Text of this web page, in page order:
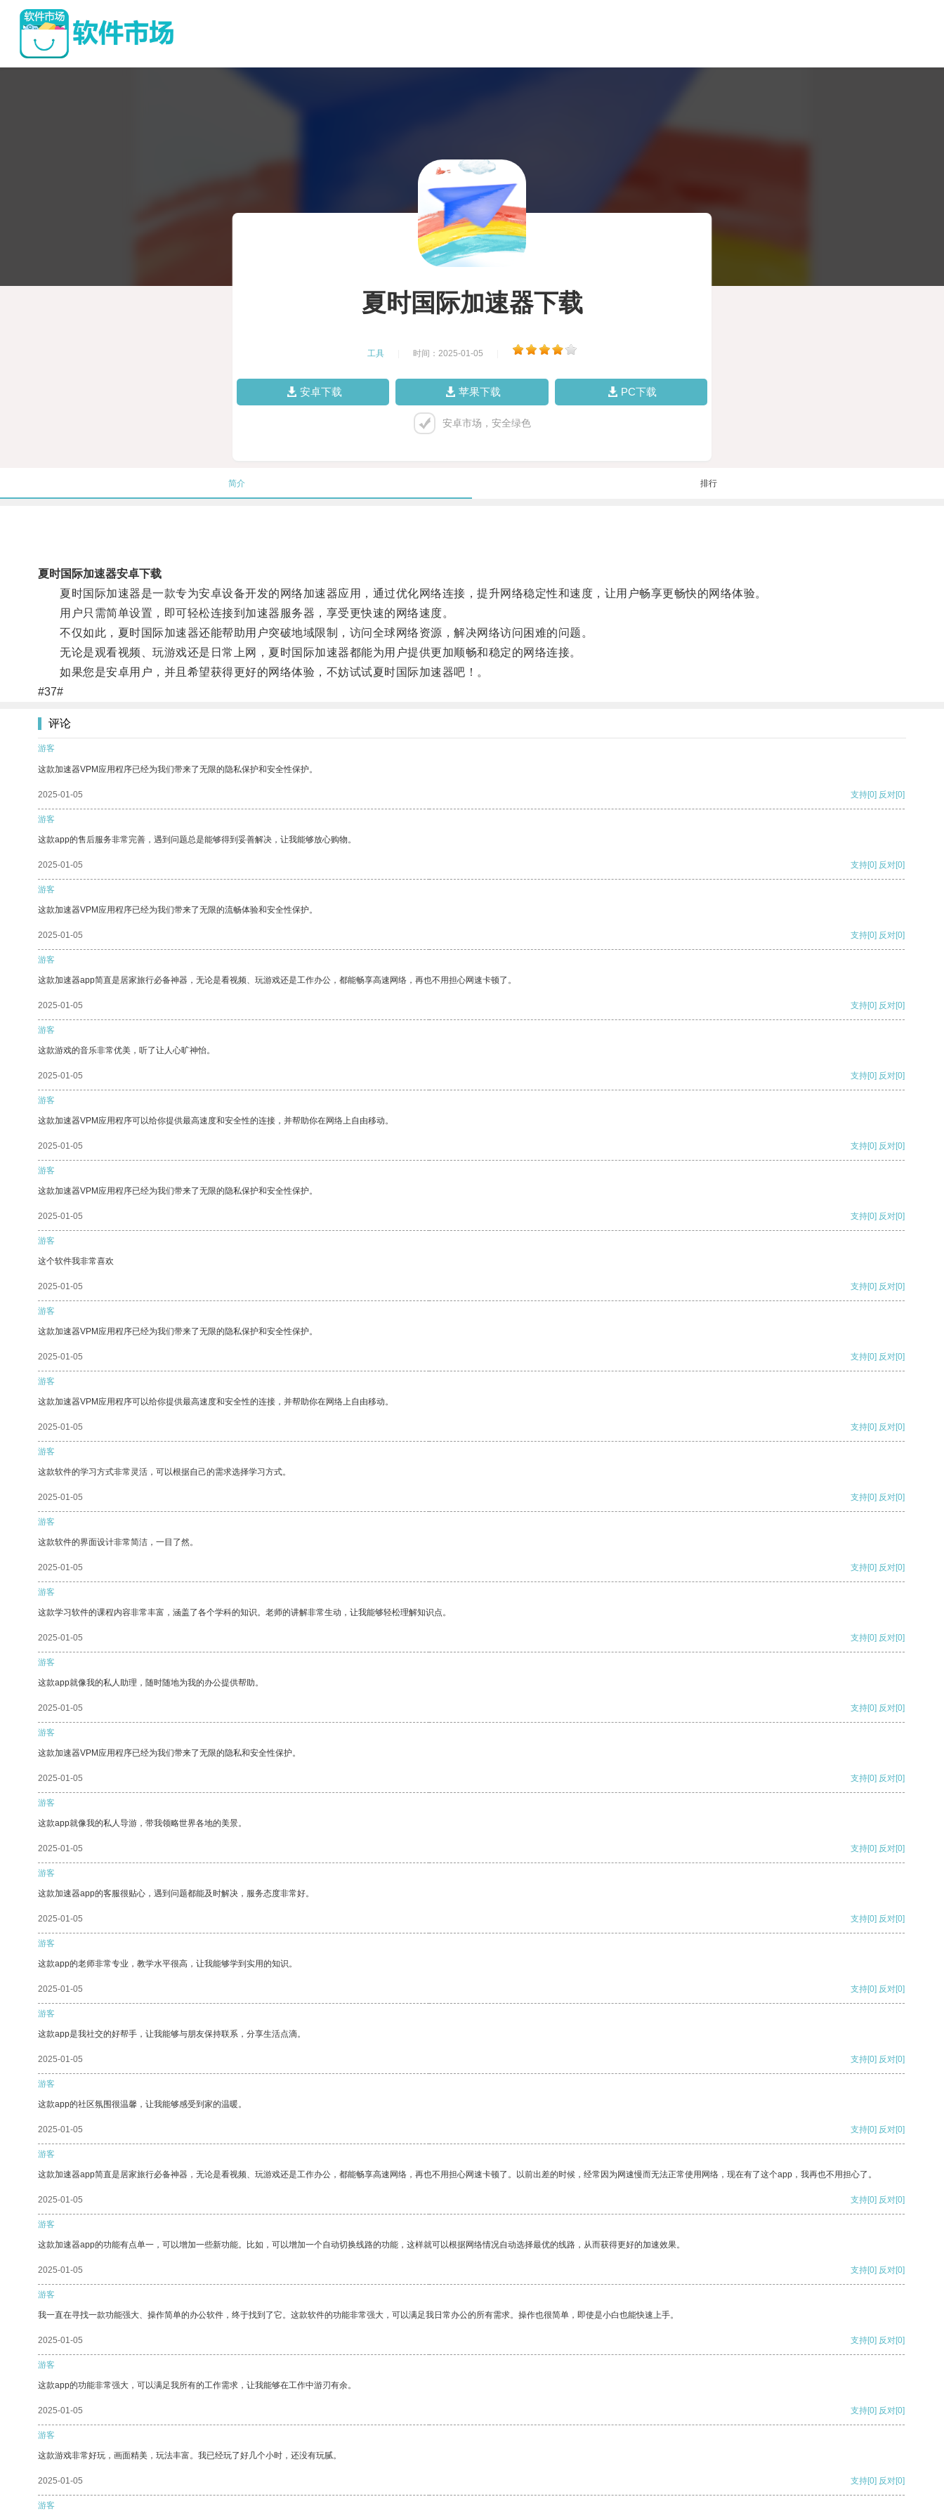
夏时国际加速器下载
工具 时间：2025-01-05
安卓下载 苹果下载 PC下载
安卓市场，安全绿色
简介 排行
夏时国际加速器安卓下载
夏时国际加速器是一款专为安卓设备开发的网络加速器应用，通过优化网络连接，提升网络稳定性和速度，让用户畅享更畅快的网络体验。
用户只需简单设置，即可轻松连接到加速器服务器，享受更快速的网络速度。
不仅如此，夏时国际加速器还能帮助用户突破地域限制，访问全球网络资源，解决网络访问困难的问题。
无论是观看视频、玩游戏还是日常上网，夏时国际加速器都能为用户提供更加顺畅和稳定的网络连接。
如果您是安卓用户，并且希望获得更好的网络体验，不妨试试夏时国际加速器吧！。
#37#
评论
游客
这款加速器VPM应用程序已经为我们带来了无限的隐私保护和安全性保护。
2025-01-05 支持[0] 反对[0]
游客
这款app的售后服务非常完善，遇到问题总是能够得到妥善解决，让我能够放心购物。
2025-01-05 支持[0] 反对[0]
游客
这款加速器VPM应用程序已经为我们带来了无限的流畅体验和安全性保护。
2025-01-05 支持[0] 反对[0]
游客
这款加速器app简直是居家旅行必备神器，无论是看视频、玩游戏还是工作办公，都能畅享高速网络，再也不用担心网速卡顿了。
2025-01-05 支持[0] 反对[0]
游客
这款游戏的音乐非常优美，听了让人心旷神怡。
2025-01-05 支持[0] 反对[0]
游客
这款加速器VPM应用程序可以给你提供最高速度和安全性的连接，并帮助你在网络上自由移动。
2025-01-05 支持[0] 反对[0]
游客
这款加速器VPM应用程序已经为我们带来了无限的隐私保护和安全性保护。
2025-01-05 支持[0] 反对[0]
游客
这个软件我非常喜欢
2025-01-05 支持[0] 反对[0]
游客
这款加速器VPM应用程序已经为我们带来了无限的隐私保护和安全性保护。
2025-01-05 支持[0] 反对[0]
游客
这款加速器VPM应用程序可以给你提供最高速度和安全性的连接，并帮助你在网络上自由移动。
2025-01-05 支持[0] 反对[0]
游客
这款软件的学习方式非常灵活，可以根据自己的需求选择学习方式。
2025-01-05 支持[0] 反对[0]
游客
这款软件的界面设计非常简洁，一目了然。
2025-01-05 支持[0] 反对[0]
游客
这款学习软件的课程内容非常丰富，涵盖了各个学科的知识。老师的讲解非常生动，让我能够轻松理解知识点。
2025-01-05 支持[0] 反对[0]
游客
这款app就像我的私人助理，随时随地为我的办公提供帮助。
2025-01-05 支持[0] 反对[0]
游客
这款加速器VPM应用程序已经为我们带来了无限的隐私和安全性保护。
2025-01-05 支持[0] 反对[0]
游客
这款app就像我的私人导游，带我领略世界各地的美景。
2025-01-05 支持[0] 反对[0]
游客
这款加速器app的客服很贴心，遇到问题都能及时解决，服务态度非常好。
2025-01-05 支持[0] 反对[0]
游客
这款app的老师非常专业，教学水平很高，让我能够学到实用的知识。
2025-01-05 支持[0] 反对[0]
游客
这款app是我社交的好帮手，让我能够与朋友保持联系，分享生活点滴。
2025-01-05 支持[0] 反对[0]
游客
这款app的社区氛围很温馨，让我能够感受到家的温暖。
2025-01-05 支持[0] 反对[0]
游客
这款加速器app简直是居家旅行必备神器，无论是看视频、玩游戏还是工作办公，都能畅享高速网络，再也不用担心网速卡顿了。以前出差的时候，经常因为网速慢而无法正常使用网络，现在有了这个app，我再也不用担心了。
2025-01-05 支持[0] 反对[0]
游客
这款加速器app的功能有点单一，可以增加一些新功能。比如，可以增加一个自动切换线路的功能，这样就可以根据网络情况自动选择最优的线路，从而获得更好的加速效果。
2025-01-05 支持[0] 反对[0]
游客
我一直在寻找一款功能强大、操作简单的办公软件，终于找到了它。这款软件的功能非常强大，可以满足我日常办公的所有需求。操作也很简单，即使是小白也能快速上手。
2025-01-05 支持[0] 反对[0]
游客
这款app的功能非常强大，可以满足我所有的工作需求，让我能够在工作中游刃有余。
2025-01-05 支持[0] 反对[0]
游客
这款游戏非常好玩，画面精美，玩法丰富。我已经玩了好几个小时，还没有玩腻。
2025-01-05 支持[0] 反对[0]
游客